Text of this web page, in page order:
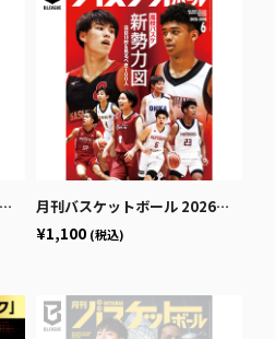
月刊バスケットボール 2026年6月号 (発売日2026年4月24日)
¥1,100 (税込)